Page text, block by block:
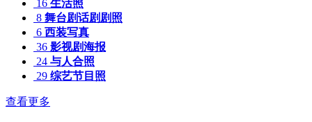
16 生活照
8 舞台剧话剧剧照
6 西装写真
36 影视剧海报
24 与人合照
29 综艺节目照
查看更多